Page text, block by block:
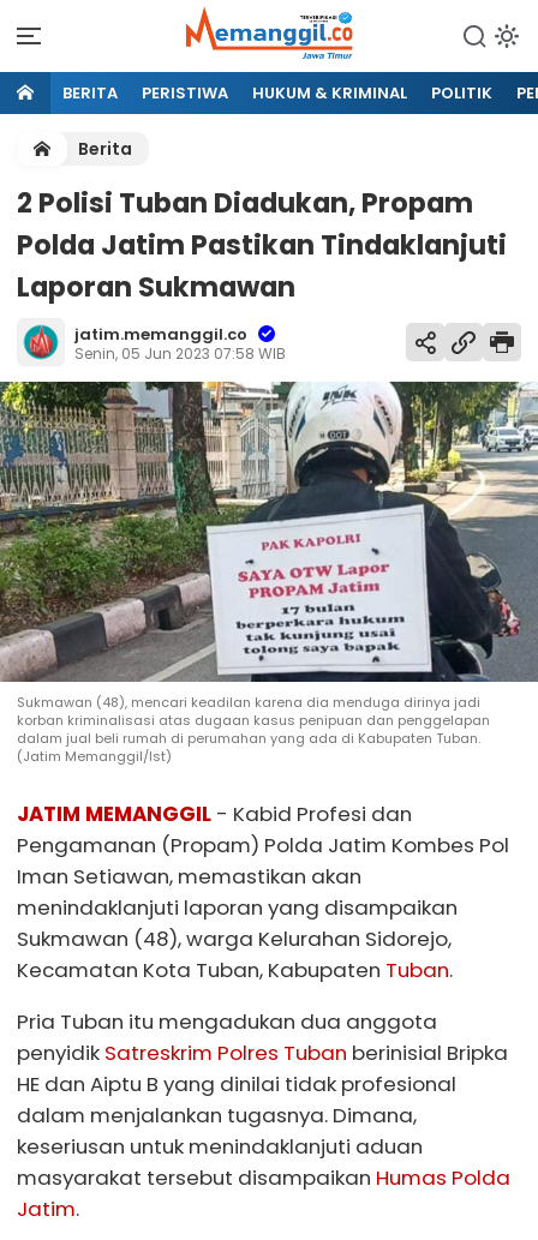
BERITA PERISTIWA HUKUM & KRIMINAL POLITIK
Berita
2 Polisi Tuban Diadukan, Propam
Polda Jatim Pastikan Tindaklanjuti
Laporan Sukmawan
jatim.memanggil.co
Senin, 05 Jun 2023 07:58 WIB
Sukmawan (48), mencari keadilan karena dia menduga dirinya jadi
korban kriminalisasi atas dugaan kasus penipuan dan penggelapan
dalam jual beli rumah di perumahan yang ada di Kabupaten Tuban.
(Jatim Memanggil/Ist)
JATIM MEMANGGIL - Kabid Profesi dan
Pengamanan (Propam) Polda Jatim Kombes Pol
Iman Setiawan, memastikan akan
menindaklanjuti laporan yang disampaikan
Sukmawan (48), warga Kelurahan Sidorejo,
Kecamatan Kota Tuban, Kabupaten Tuban.
Pria Tuban itu mengadukan dua anggota
penyidik Satreskrim Polres Tuban berinisial Bripka
HE dan Aiptu B yang dinilai tidak profesional
dalam menjalankan tugasnya. Dimana,
keseriusan untuk menindaklanjuti aduan
masyarakat tersebut disampaikan Humas Polda
Jatim.